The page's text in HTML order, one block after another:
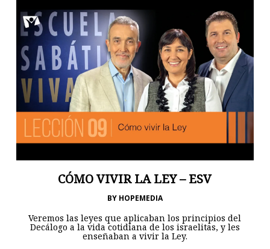
CÓMO VIVIR LA LEY – ESV
BY HOPEMEDIA
Veremos las leyes que aplicaban los principios del
Decálogo a la vida cotidiana de los israelitas, y les
enseñaban a vivir la Ley.